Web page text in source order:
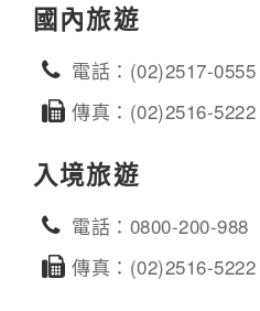
國內旅遊
電話：(02)2517-0555
傳真：(02)2516-5222
入境旅遊
電話：0800-200-988
傳真：(02)2516-5222